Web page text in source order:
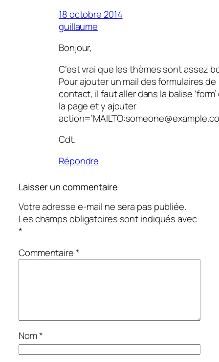
18 octobre 2014
guillaume
Bonjour,
C’est vrai que les thèmes sont assez
Pour ajouter un mail des formulaires de
contact, il faut aller dans la balise
la page et y ajouter
Cdt.
Répondre
Laisser un commentaire
Votre adresse e-mail ne sera pas publiée.
Les champs obligatoires sont indiqués avec
*
Commentaire*
Nom*